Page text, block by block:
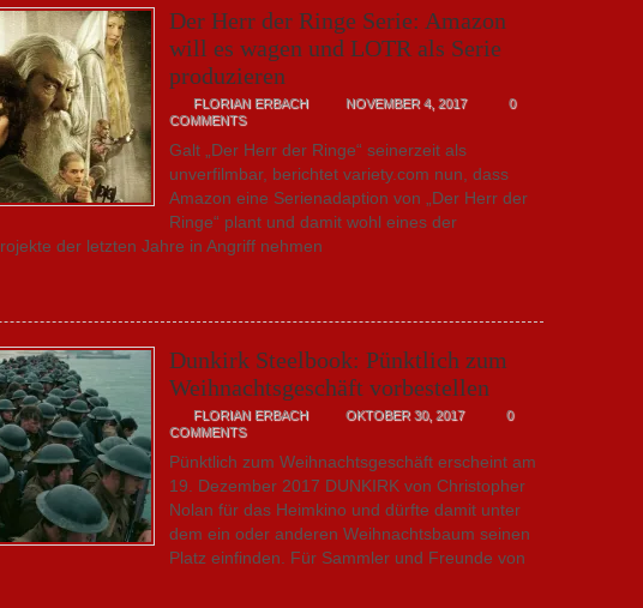
Der Herr der Ringe Serie: Amazon
will es wagen und LOTR als Serie
produzieren
FLORIAN ERBACH NOVEMBER 4, 2017
0
COMMENTS
Galt „Der Herr der Ringe“ seinerzeit als
unverfilmbar, berichtet variety.com nun, dass
Amazon eine Serienadaption von „Der Herr der
Ringe“ plant und damit wohl eines der
der letzten Jahre in Angriff nehmen
Dunkirk Steelbook: Pünktlich zum
Weihnachtsgeschäft vorbestellen
FLORIAN ERBACH OKTOBER 30, 2017
0
COMMENTS
Pünktlich zum Weihnachtsgeschäft erscheint am
19. Dezember 2017 DUNKIRK von Christopher
Nolan für das Heimkino und dürfte damit unter
dem ein oder anderen Weihnachtsbaum seinen
Platz einfinden. Für Sammler und Freunde von